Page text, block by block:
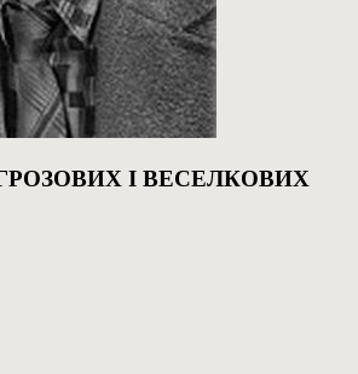
І ВЕСЕЛКОВИХ